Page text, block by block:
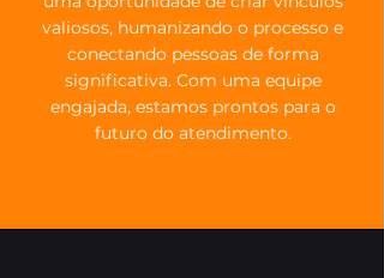
valiosos, humanizando o processo e
conectando pessoas de forma
significativa. Com uma equipe
engajada, estamos prontos para o
futuro do atendimento.